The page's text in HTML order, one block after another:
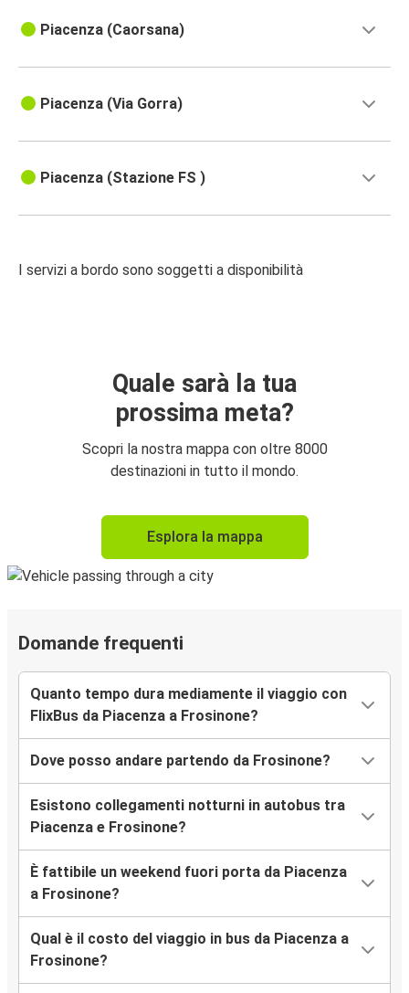
Piacenza (Caorsana)
Piacenza (Via Gorra)
Piacenza (Stazione FS )
I servizi a bordo sono soggetti a disponibilità
Quale sarà la tua
prossima meta?
Scopri la nostra mappa con oltre 8000
destinazioni in tutto il mondo.
Esplora la mappa
Domande frequenti
Quanto tempo dura mediamente il viaggio con
FlixBus da Piacenza a Frosinone?
Dove posso andare partendo da Frosinone?
Esistono collegamenti notturni in autobus tra
Piacenza e Frosinone?
È fattibile un weekend fuori porta da Piacenza
a Frosinone?
Qual è il costo del viaggio in bus da Piacenza a
Frosinone?